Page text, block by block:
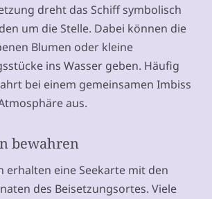
dreht das Schiff symbolisch
um die Stelle. Dabei können die
Blumen oder kleine
ins Wasser geben. Häufig
bei einem gemeinsamen Imbiss
aus.
bewahren
erhalten eine Seekarte mit den
des Beisetzungsortes. Viele